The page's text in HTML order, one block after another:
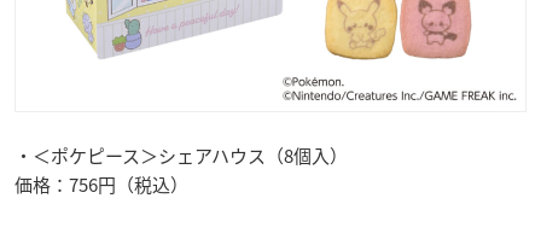
・＜ポケピース＞シェアハウス（8個入）
価格：756円（税込）